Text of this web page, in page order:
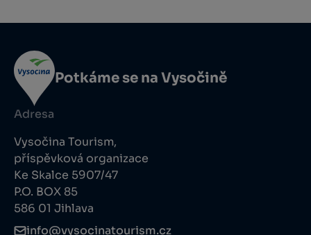
Potkáme se na Vysočině
Adresa
Vysočina Tourism,
příspěvková organizace
Ke Skalce 5907/47
P.O. BOX 85
586 01 Jihlava
info@vysocinatourism.cz